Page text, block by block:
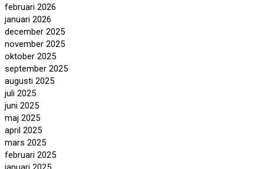
februari 2026
januari 2026
december 2025
november 2025
oktober 2025
september 2025
augusti 2025
juli 2025
juni 2025
maj 2025
april 2025
mars 2025
februari 2025